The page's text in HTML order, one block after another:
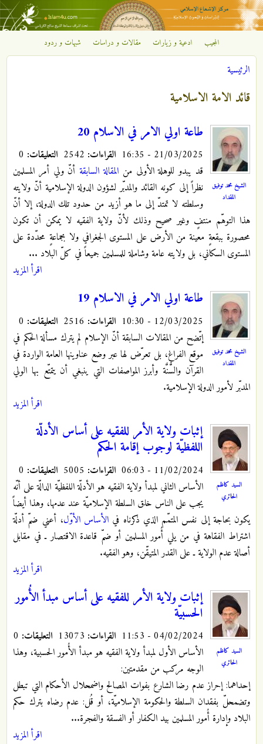
تجاوز إلى المحتوى الرئيسي
مركز
الإشعاع
الإسلامي
المجيب ادعية و زيارات مقالات و دراسات شبهات و ردود
أنت هنا
الرئيسية
قائد الامة الاسلامية
الشيخ محمد توفيق
المقداد
طاعة اولي الامر في الاسلام 20
21/03/2025 - 16:35 القراءات: التعليقات:
قد يبدو للوهلة الأولى من المقالة السابقةأنّ ولي أمر المسلمين
نظراً إلى كونه القائد والمدبّر لشؤون الدولة الإسلامية أنّ ولايته
وسلطته لا تمتدّ إلى ما هو أزيد من حدود تلك الدولة، إلا أنّ
هذا التوهّم منتفٍ وغير صحيح وذلك لأنّ ولاية الفقيه لا يمكن أن تكون
محصورة ببقعةٍ معينة من الأرض على المستوى الجغرافي ولا بجماعةٍ محدّدة على
المستوى السكاني، بل ولايته عامة وشاملة للمسلمين جميعاً في كلّ البلاد ...
اقرأ المزيد
الشيخ محمد توفيق
المقداد
طاعة اولي الامر في الاسلام 19
12/03/2025 - 10:30 القراءات: التعليقات:
إتّضح من المقالات السابقة أنّ الإسلام لم يترك مسألة الحكم في
موقع الفراغ، بل تعرّض لها عبر وضع عناوينها العامة الواردة في
القرآن والسُّنَّة وأبرز المواصفات التي ينبغي أن يتمتّع بها الولي
المدبّر لأمور الدولة الإسلامية.
اقرأ المزيد
السيد كاظم
الحائري
إثبات ولاية الأمر للفقيه على أساس الأدلّة
اللفظيّة لوجوب إقامة الحكم
11/02/2024 - 06:03 القراءات: التعليقات:
الأساس الثاني لمبدأ ولاية الفقيه هو الأدلّة اللفظيّة الدالّة على أنّه
يجب على الناس خلق السلطة الإسلاميّة عند عدمها، وهذا أيضاً
يكون بحاجة إلى نفس المتمّم الذي ذكرناه في الأساس الأوّل، أعني ضمّ أدلّة
اشتراط الفقاهة في من يلي أُمور المسلمين أو ضمّ قاعدة الاقتصار ـ في مقابل
أصالة عدم الولاية ـ على القدر المتيقّن، وهو الفقيه.
اقرأ المزيد
السيد كاظم
الحائري
إثبات ولاية الأمر للفقيه على أساس مبدأ الأُمور
الحسبيّة
04/02/2024 - 11:53 القراءات: التعليقات:
الأساس الأول لمبدأ ولاية الفقيه هو مبدأ الأُمور الحسبية، وهذا
الوجه مركب من مقدمتين:
إحداهما: إحراز عدم رضا الشارع بفوات المصالح واضمحلال الأحكام التي تبطل
وتضمحلّ بفقدان السلطة والحكومة الإسلاميّة، أو قُل: عدم رضاه بترك حكم
البلاد وإدارة أُمور المسلمين بيد الكفار أو الفسقة والفجرة...
اقرأ المزيد